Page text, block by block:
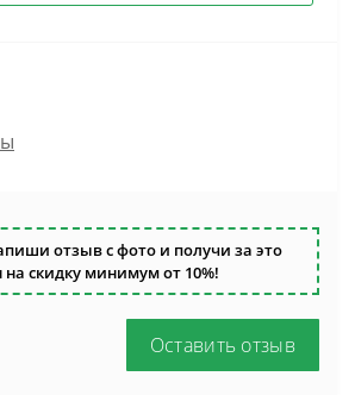
отзыв с фото и получи за это
на скидку минимум от 10%!
Оставить отзыв